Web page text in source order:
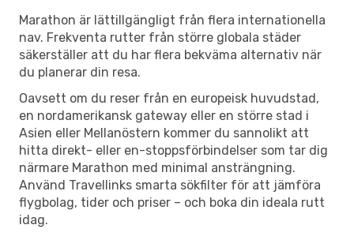
Marathon är lättillgängligt från flera internationella
nav. Frekventa rutter från större globala städer
säkerställer att du har flera bekväma alternativ när
du planerar din resa.
Oavsett om du reser från en europeisk huvudstad,
en nordamerikansk gateway eller en större stad i
Asien eller Mellanöstern kommer du sannolikt att
hitta direkt- eller en-stoppsförbindelser som tar dig
närmare Marathon med minimal ansträngning.
Använd Travellinks smarta sökfilter för att jämföra
flygbolag, tider och priser – och boka din ideala rutt
idag.